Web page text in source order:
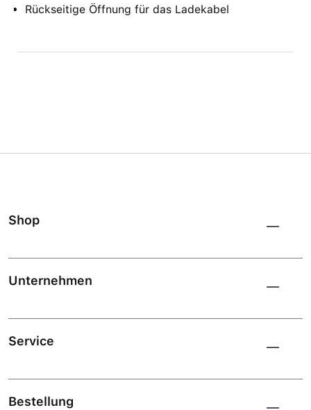
Rückseitige Öffnung für das Ladekabel
Shop
Unternehmen
Service
Bestellung